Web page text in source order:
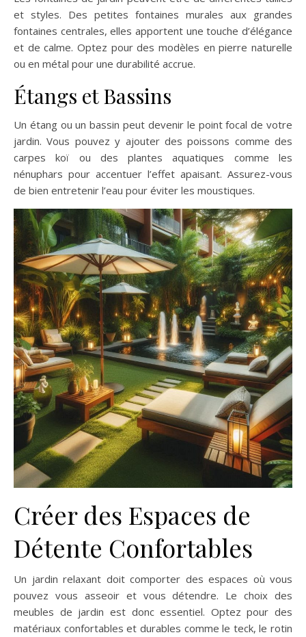
et styles. Des petites fontaines murales aux grandes
fontaines centrales, elles apportent une touche d’élégance
et de calme. Optez pour des modèles en pierre naturelle
ou en métal pour une durabilité accrue.
Étangs et Bassins
Un étang ou un bassin peut devenir le point focal de votre
jardin. Vous pouvez y ajouter des poissons comme des
carpes koï ou des plantes aquatiques comme les
nénuphars pour accentuer l’effet apaisant. Assurez-vous
de bien entretenir l’eau pour éviter les moustiques.
Créer des Espaces de
Détente Confortables
Un jardin relaxant doit comporter des espaces où vous
pouvez vous asseoir et vous détendre. Le choix des
meubles de jardin est donc essentiel. Optez pour des
matériaux confortables et durables comme le teck, le rotin